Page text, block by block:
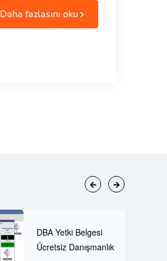
Daha fazlasını oku
ve Öne Çıkan
Özellikleri